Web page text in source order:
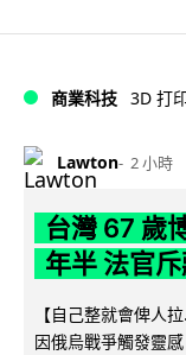
商業科技 3D 打
Lawton 2 小時
台灣 67 歲
年半 法官
【自己整就會俾人
因俄烏戰爭觸發靈